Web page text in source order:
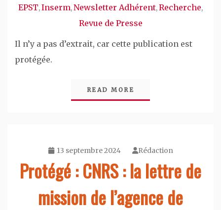
EPST,Inserm,Newsletter Adhérent,Recherche,
Revue de Presse
Il n’y a pas d’extrait, car cette publication est
protégée.
READ MORE
13 septembre 2024 Rédaction
Protégé : CNRS : la lettre de
mission de l’agence de